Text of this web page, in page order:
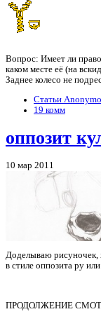
Вопрос: Имеет ли
каком месте её (на
Заднее колесо не
Статьи
19 комм
оппозит
10 мар 2011
Доделываю рисуночек,
в стиле оппозита ру
ПРОДОЛЖЕНИЕ